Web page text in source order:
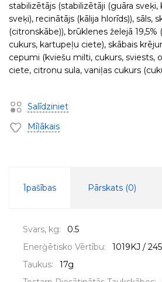
stabilizētājs (stabilizētāji (guāra sveķi,
sveķi), recinātājs (kālija hlorīds)), sāls,
(citronskābe)), brūklenes želejā
cukurs, kartupeļu ciete), skābais
cepumi (kviešu milti, cukurs, sviests,
ciete, citronu sula, vaniļas cukurs
Salīdziniet
Mīļākais
Īpašības Pārskats (0)
Svars, kg:
0.5
Enerģētisko Vērtību:
1019KJ /
Taukus:
17g